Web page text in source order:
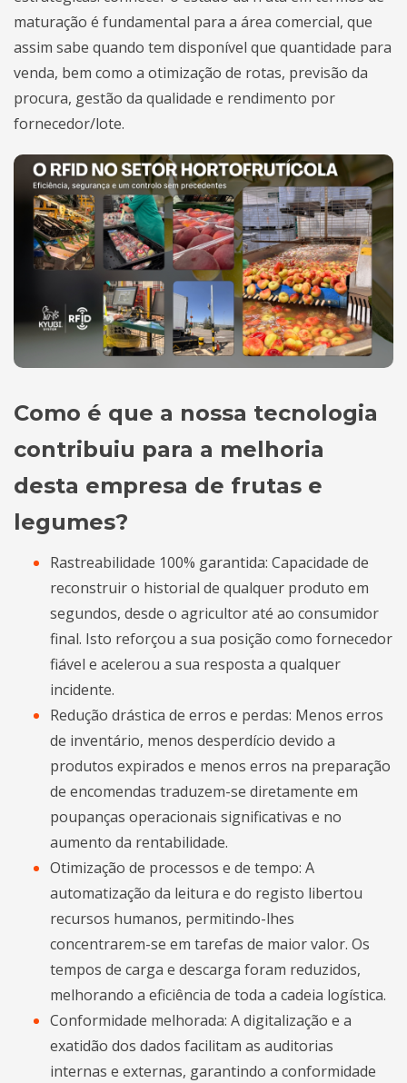
maturação é fundamental para a área comercial, que
assim sabe quando tem disponível que quantidade para
venda, bem como a otimização de rotas, previsão da
procura, gestão da qualidade e rendimento por
fornecedor/lote.
Como é que a nossa tecnologia
contribuiu para a melhoria
desta empresa de frutas e
legumes?
Rastreabilidade 100% garantida: Capacidade de
reconstruir o historial de qualquer produto em
segundos, desde o agricultor até ao consumidor
final. Isto reforçou a sua posição como fornecedor
fiável e acelerou a sua resposta a qualquer
incidente.
Redução drástica de erros e perdas: Menos erros
de inventário, menos desperdício devido a
produtos expirados e menos erros na preparação
de encomendas traduzem-se diretamente em
poupanças operacionais significativas e no
aumento da rentabilidade.
Otimização de processos e de tempo: A
automatização da leitura e do registo libertou
recursos humanos, permitindo-lhes
concentrarem-se em tarefas de maior valor. Os
tempos de carga e descarga foram reduzidos,
melhorando a eficiência de toda a cadeia logística.
Conformidade melhorada: A digitalização e a
exatidão dos dados facilitam as auditorias
internas e externas, garantindo a conformidade